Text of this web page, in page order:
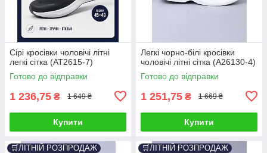
Сірі кросівки чоловічі літні
легкі сітка (AT2615-7)
Готово до відправки
1 236,75 ₴ 1 649 ₴
Купити
Легкі чорно-білі кросівки
чоловічі літні сітка (A26130-4)
Готово до відправки
1 251,75 ₴ 1 669 ₴
Купити
🛒ЛІТНІЙ РОЗПРОДАЖ
🛒ЛІТНІЙ РОЗПРОДАЖ